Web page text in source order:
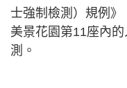
士強制檢測）規例》
美景花園第11座內
測。